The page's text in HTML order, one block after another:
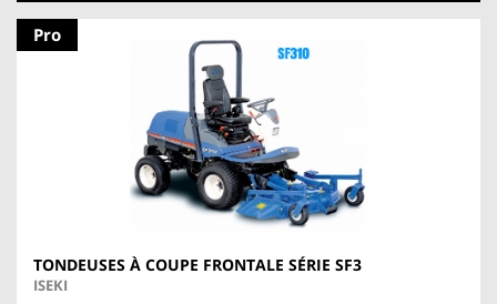
Pro
TONDEUSES À COUPE FRONTALE SÉRIE SF3
ISEKI